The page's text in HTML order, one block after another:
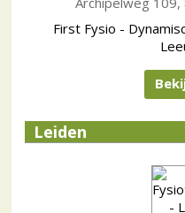
First Fysio -
Leiden